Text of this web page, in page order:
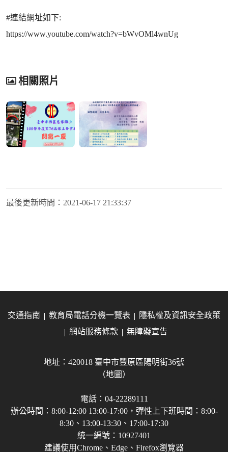
#連結網址如下:
https://www.youtube.com/watch?v=bWvOMl4wnUg
相關照片
最後更新時間： 2021-06-17 21:33:37
交通指南 教育局電話分機一覽表
隱私權及資訊安全政策
網站服務條款
無障礙宣告
地址：420018 臺中市豐原區陽明街36號
（地圖）
電話：04-22289111
辦公時間：8:00-12:00 13:00-17:00，彈性上下班時間：8:00-
8:30、13:00-13:30、17:00-17:30
統一編號：10927401
建議使用Chrome、Edge、Firefox瀏覽器